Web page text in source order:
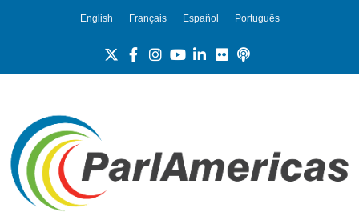
English Français Español Português